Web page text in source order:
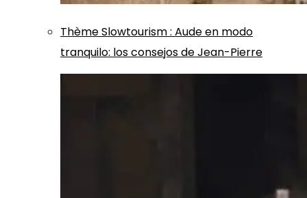
ThèmeSlowtourism: Aude en modo
tranquilo: los consejos de Jean-Pierre